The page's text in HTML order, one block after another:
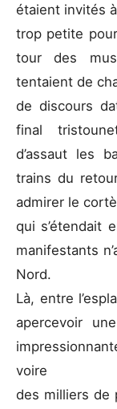
étaient invités
trop petite
tour des
tentaient de
de discours
final
d’assaut les
trains du
admirer le
qui s’étendait
manifestants
Nord.
Là, entre
apercevoir
voire
des milliers de